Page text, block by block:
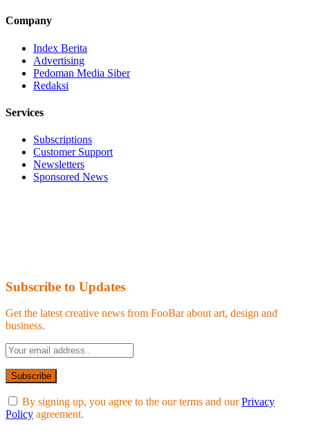
Company
Index Berita
Advertising
Pedoman Media Siber
Redaksi
Services
Subscriptions
Customer Support
Newsletters
Sponsored News
Subscribe to Updates
Get the latest creative news from FooBar about art, design and
business.
By signing up, you agree to the our terms and ourPrivacy
Policy agreement.